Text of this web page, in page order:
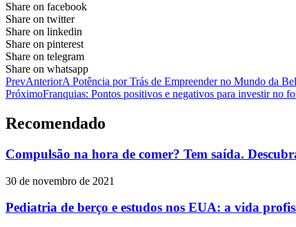
Share on facebook
Share on twitter
Share on linkedin
Share on pinterest
Share on telegram
Share on whatsapp
PrevAnteriorA Potência por Trás de Empreender no Mundo da
PróximoFranquias: Pontos positivos e negativos para investir no
Recomendado
Compulsão na hora de comer? Tem saída.
30 de novembro de 2021
Pediatria de berço e estudos nos EUA: a vida